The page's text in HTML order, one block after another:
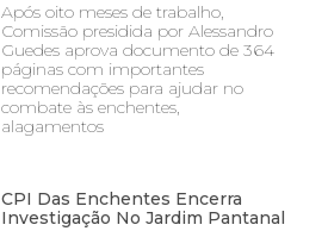
Após oito meses de trabalho,
Comissão presidida por Alessandro
Guedes aprova documento de 364
páginas com importantes
recomendações para ajudar no
combate às enchentes,
alagamentos
CPI Das Enchentes Encerra
Investigação No Jardim Pantanal